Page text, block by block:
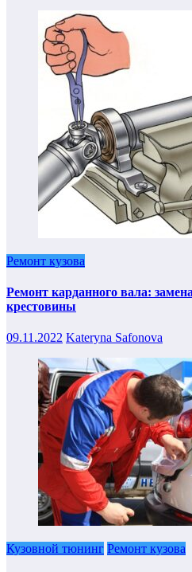
Ремонт кузова
Ремонт карданного вала:
крестовины
09.11.2022 Kateryna Safonova
Кузовной тюнинг Ремонт кузова